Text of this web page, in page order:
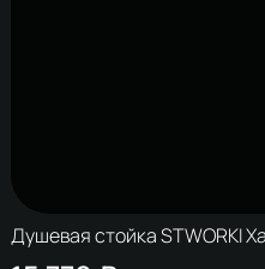
Душевая стойка STWORKI
S17180BK со смесителем